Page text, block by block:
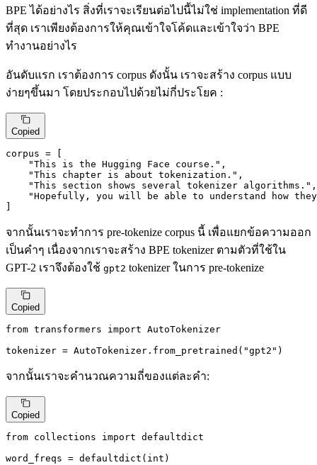
BPE ได้อย่างไร สิ่งที่เราจะเรียนต่อไปนี้ไม่ใช่ implementation ที่ดี
ที่สุด เราเพียงต้องการให้คุณเข้าใจโค้ดและเข้าใจว่า BPE
ทำงานอย่างไร
อันดับแรก เราต้องการ corpus ดังนั้น เราจะสร้าง corpus แบบ
ง่ายๆขึ้นมา โดยประกอบไปด้วยไม่กี่ประโยค :
Copied
corpus = [
"This is the Hugging Face course." ,
"This chapter is about tokenization." ,
"This section shows several tokenizer algorithms." ,
"Hopefully, you will be able to understand how
จากนั้นเราจะทำการ pre-tokenize corpus นี้ เพื่อแยกข้อความออก
เป็นคำๆ เนื่องจากเราจะสร้าง BPE tokenizer ตามตัวที่ใช้ใน
GPT-2 เราจึงต้องใช้ gpt2 tokenizer ในการ pre-tokenize
Copied
from transformers import AutoTokenizer
tokenizer = AutoTokenizer.from_pretrained( "gpt2" )
จากนั้นเราจะคำนวณความถี่ของแต่ละคำ:
Copied
from collections import defaultdict
word_freqs = defaultdict( int )